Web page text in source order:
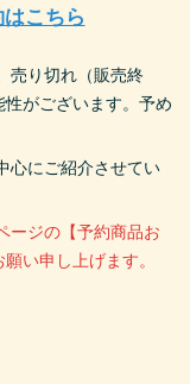
こちら
売り切れ（販売終
がございます。予め
心にご紹介させてい
ージの【予約商品お
い申し上げます。